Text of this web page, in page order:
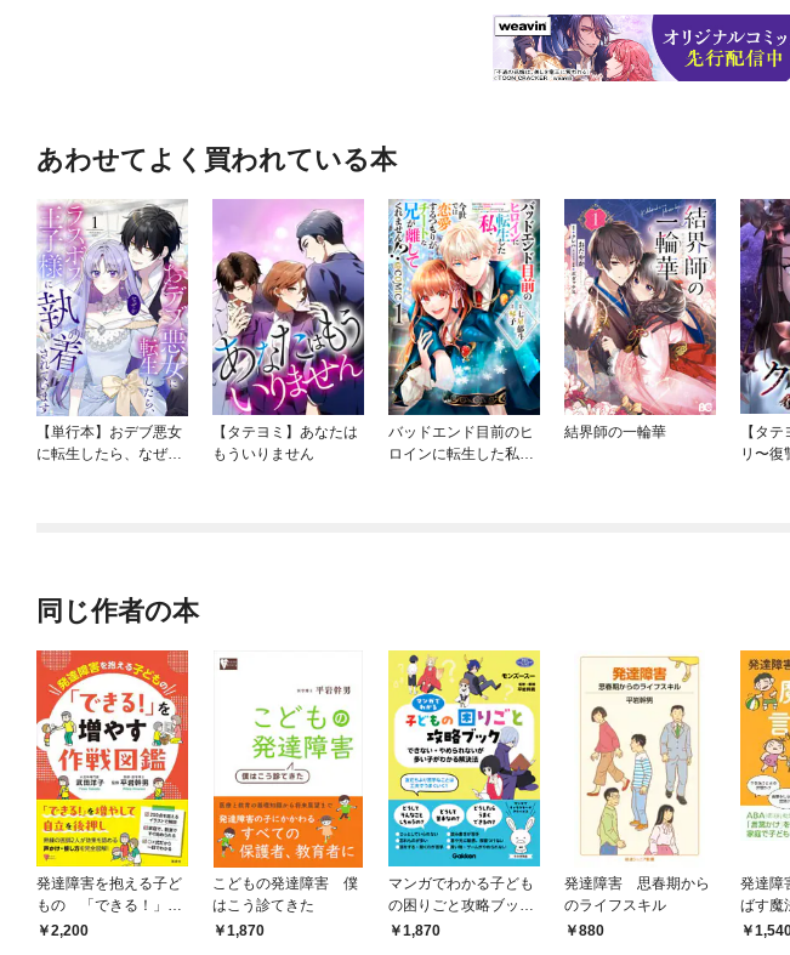
あわせてよく買われている本
【単行本】おデブ悪女
に転生したら、なぜか
【タテヨミ】あなたは
もういりません
バッドエンド目前のヒ
ロインに転生した私、
結界師の一輪華
【タ
リ〜復
同じ作者の本
発達障害を抱える子ど
もの 「できる！」を
増やす作戦図鑑
2,200
こどもの発達障害 僕
はこう診てきた
1,870
マンガでわかる子ども
の困りごと攻略ブック
できない・やめられな
1,870
発達障害 思春期から
のライフスキル
880
発達障
ばす魔